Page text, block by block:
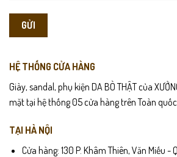
HỆ THỐNG CỬA HÀNG
Giày, sandal, phụ kiện DA BÒ THẬT của
mặt tại hệ thống 05 cửa hàng trên Toàn
TẠI HÀ NỘI
Cửa hàng: 130 P. Khâm Thiên, Văn Miếu -